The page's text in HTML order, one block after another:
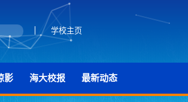
学校主页
影 海大校报 最新动态